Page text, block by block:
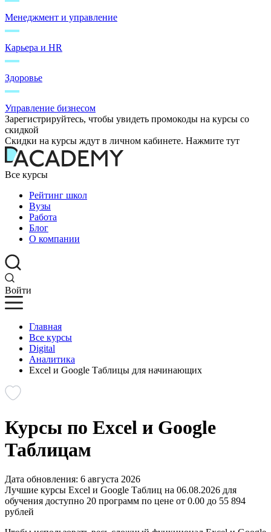
Менеджмент и управление
Карьера и HR
Здоровье
Управление бизнесом
Зарегистрируйтесь, чтобы увидеть промокоды на курсы со
скидкой
Скидки на курсы ждут в личном кабинете. Нажмите тут
Все курсы
Рейтинг школ
Вузы
Работа
Блог
О компании
Войти
Главная
Все курсы
Digital
Аналитика
Excel и Google Таблицы для начинающих
Курсы по Excel и Google
Таблицам
Дата обновления: 6 августа 2026
Лучшие курсы Excel и Google Таблиц на 06.08.2026 для
обучения доступно 20 программ по цене от 0.00 до 55 894
рублей